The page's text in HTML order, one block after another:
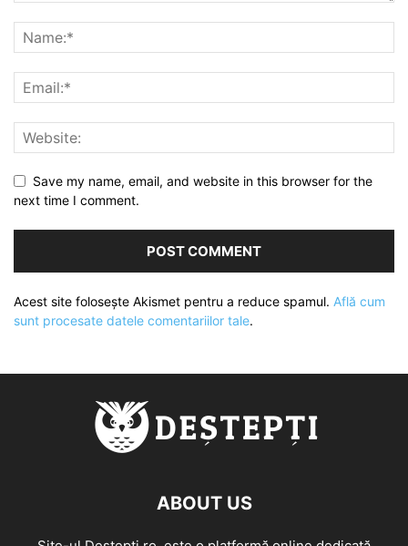
Save my name, email, and website in this browser for the
next time I comment.
Acest site folosește Akismet pentru a reduce spamul. Află cum
sunt procesate datele comentariilor tale.
ABOUT US